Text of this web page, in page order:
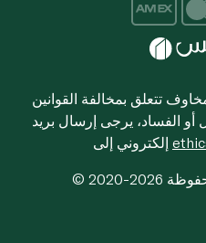
تتعلق بمخالفة القوانين
أو الفساد، يرجى إرسال بريد
محفوظة